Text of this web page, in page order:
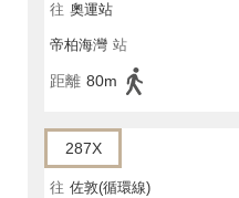
往 奧運站
帝柏海灣 站
距離 80m
287X
往 佐敦(循環線)